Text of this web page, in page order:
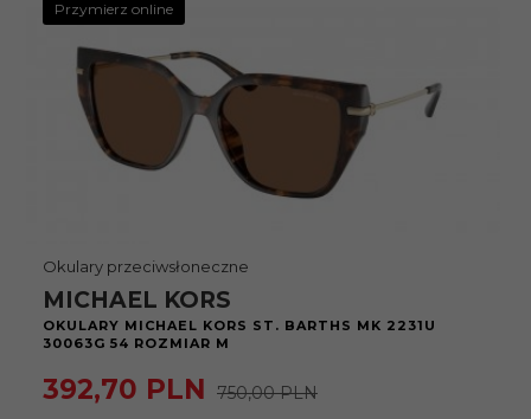
Przymierz online
Okulary przeciwsłoneczne
MICHAEL KORS
OKULARY MICHAEL KORS ST. BARTHS MK 2231U
30063G 54 ROZMIAR M
392,70 PLN 750,00 PLN